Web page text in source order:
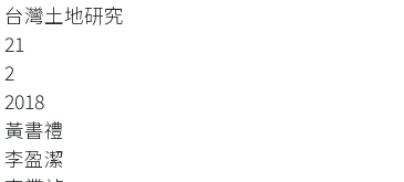
台灣土地研究
21
2
2018
黃書禮
李盈潔